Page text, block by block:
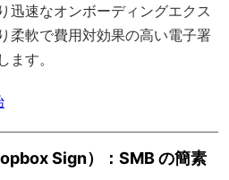
迅速なオンボーディングエクス
柔軟で費用対効果の高い電子署
す。
Sign）：SMB の簡素